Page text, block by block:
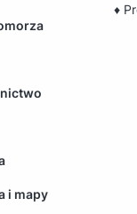
i mapy
♦